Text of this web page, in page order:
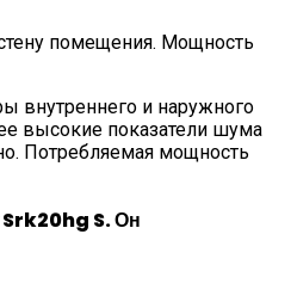
помещения. Мощность
внутреннего и наружного
высокие показатели шума
Потребляемая мощность
S. Он